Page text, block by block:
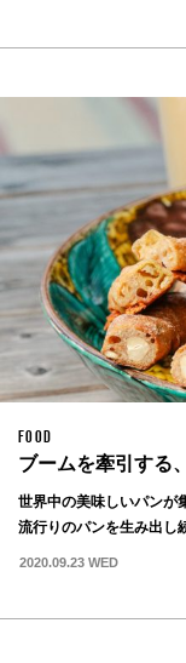
FOOD
ブームを牽引する
世界中の美味しいパンが
流行りのパンを生み出し
2020.09.23 WED